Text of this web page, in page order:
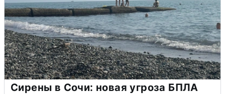
Сирены в Сочи: новая угроза БПЛА